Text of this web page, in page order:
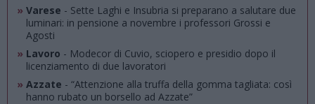
» Varese - Sette Laghi e Insubria si preparano a salutare due
luminari: in pensione a novembre i professori Grossi e
Agosti
» Lavoro - Modecor di Cuvio, sciopero e presidio dopo il
licenziamento di due lavoratori
» Azzate - “Attenzione alla truffa della gomma tagliata: così
hanno rubato un borsello ad Azzate”